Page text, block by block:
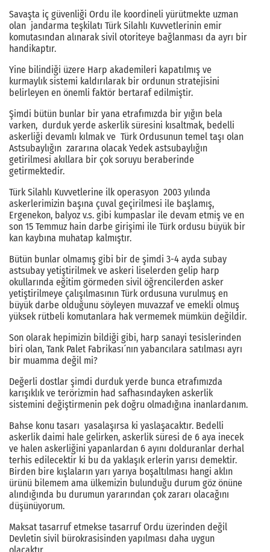
Savaşta iç güvenliği Ordu ile koordineli yürütmekte uzman
olan jandarma teşkilatı Türk Silahlı Kuvvetlerinin emir
komutasından alınarak sivil otoriteye bağlanması da ayrı bir
handikaptır.
Yine bilindiği üzere Harp akademileri kapatılmış ve
kurmaylık sistemi kaldırılarak bir ordunun stratejisini
belirleyen en önemli faktör bertaraf edilmiştir.
Şimdi bütün bunlar bir yana etrafımızda bir yığın bela
varken, durduk yerde askerlik süresini kısaltmak, bedelli
askerliği devamlı kılmak ve Türk Ordusunun temel taşı olan
Astsubaylığın zararına olacak Yedek astsubaylığın
getirilmesi akıllara bir çok soruyu beraberinde
getirmektedir.
Türk Silahlı Kuvvetlerine ilk operasyon 2003 yılında
askerlerimizin başına çuval geçirilmesi ile başlamış,
Ergenekon, balyoz v.s. gibi kumpaslar ile devam etmiş ve en
son 15 Temmuz hain darbe girişimi ile Türk ordusu büyük bir
kan kaybına muhatap kalmıştır.
Bütün bunlar olmamış gibi bir de şimdi 3-4 ayda subay
astsubay yetiştirilmek ve askeri liselerden gelip harp
okullarında eğitim görmeden sivil öğrencilerden asker
yetiştirilmeye çalışılmasının Türk ordusuna vurulmuş en
büyük darbe olduğunu söyleyen muvazzaf ve emekli olmuş
yüksek rütbeli komutanlara hak vermemek mümkün değildir.
Son olarak hepimizin bildiği gibi, harp sanayi tesislerinden
biri olan, Tank Palet Fabrikası´nın yabancılara satılması ayrı
bir muamma değil mi?
Değerli dostlar şimdi durduk yerde bunca etrafımızda
karışıklık ve terörizmin had safhasındayken askerlik
sistemini değiştirmenin pek doğru olmadığına inanlardanım.
Bahse konu tasarı yasalaşırsa ki yaslaşacaktır. Bedelli
askerlik daimi hale gelirken, askerlik süresi de 6 aya inecek
ve halen askerliğini yapanlardan 6 ayını dolduranlar derhal
terhis edilecektir ki bu da yaklaşık erlerin yarısı demektir.
Birden bire kışlaların yarı yarıya boşaltılması hangi aklın
ürünü bilemem ama ülkemizin bulunduğu durum göz önüne
alındığında bu durumun yararından çok zararı olacağını
düşünüyorum.
Maksat tasarruf etmekse tasarruf Ordu üzerinden değil
Devletin sivil bürokrasisinden yapılması daha uygun